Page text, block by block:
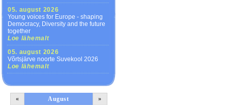
05. august 2026
Young voices for Europe - shaping
Democracy, Diversity and the future
together
Loe lähemalt
05. august 2026
Võrtsjärve noorte Suvekool 2026
Loe lähemalt
« August »